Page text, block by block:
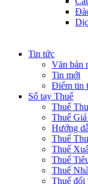
Tin tức
Văn bản
Tin mới
Điểm tin
Sổ tay Thuế
Thuế
Thuế
Hướng
Thuế
Thuế
Thuế
Thuế
Thuế đối